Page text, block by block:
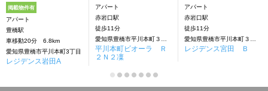
掲載物件有
アパート
豊橋駅
車移動20分 6.8km
愛知県豊橋市平川本町3丁目
レジデンス岩田A
アパート
赤岩口駅
徒歩11分
平川本町ビオーラ Ｒ
２Ｎ２凜
アパート
赤岩口駅
徒歩11分
レジデンス宮田 Ｂ